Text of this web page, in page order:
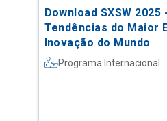
Download SXSW
Tendências do Maior
Inovação do Mundo
Programa Internacional